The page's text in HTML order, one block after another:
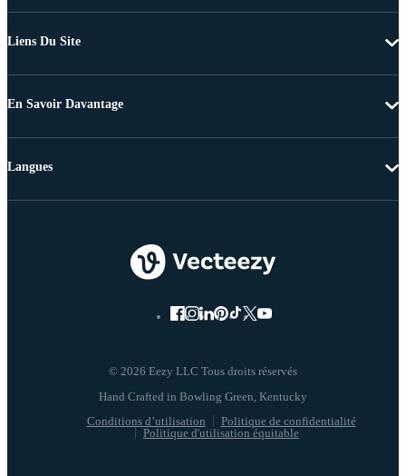
Liens Du Site
En Savoir Davantage
© 2026 Eezy LLC Tous droits réservés
Conditions d’utilisation
Politique de confidentialité
Politique d'utilisation équitable
Langues